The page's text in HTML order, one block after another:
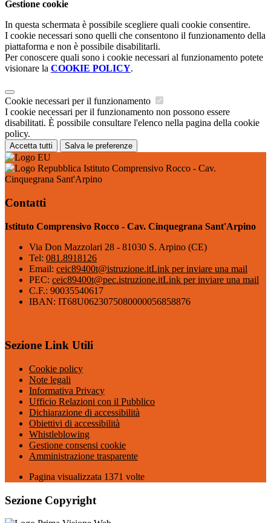
Gestione cookie
In questa schermata è possibile scegliere quali cookie consentire.
I cookie necessari sono quelli che consentono il funzionamento della
piattaforma e non è possibile disabilitarli.
Per conoscere quali sono i cookie necessari al funzionamento potete
visionare la COOKIE POLICY.
Cookie necessari per il funzionamento
I cookie necessari per il funzionamento non possono essere
disabilitati. È possibile consultare l'elenco nella pagina della cookie
policy.
Accetta tutti Salva le preferenze
Istituto Comprensivo Rocco - Cav.
Cinquegrana Sant'Arpino
Contatti
Istituto Comprensivo Rocco - Cav. Cinquegrana Sant'Arpino
Via Don Mazzolari 28 - 81030 S. Arpino (CE)
Tel: 081.8918126
Email: ceic89400t@istruzione.itLink per inviare una mail
PEC: ceic89400t@pec.istruzione.itLink per inviare una mail
C.F.: 90035540617
IBAN: IT68U0623075080000056858876
Sezione Link Utili
Cookie policy
Note legali
Informativa Privacy
Ufficio Relazioni con il Pubblico
Dichiarazione di accessibilità
Obiettivi di accessibilità
Whistleblowing
Gestione consensi cookie
Amministrazione trasparente
Pagina visualizzata 1371 volte
Sezione Copyright